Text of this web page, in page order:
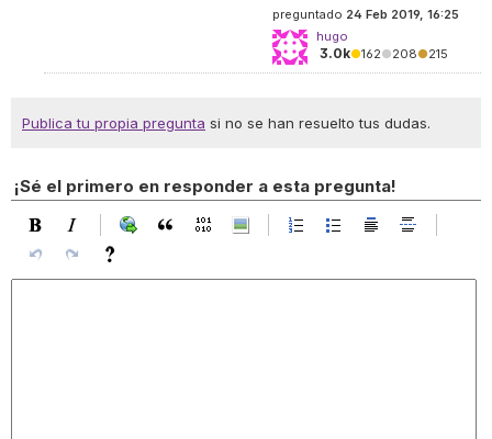
preguntado 24 Feb 2019, 16:25
hugo
3.0k●162●208●215
Publica tu propia pregunta si no se han resuelto tus dudas.
¡Sé el primero en responder a esta pregunta!